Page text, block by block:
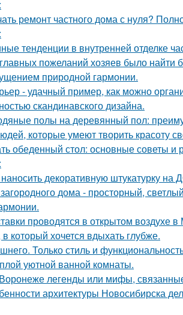
ремонт частного дома с нуля?
тенденции в внутренней отделке
пожеланий хозяев было найти
природной гармонии.
- удачный пример, как можно
скандинавского дизайна.
полы на деревянный пол:
которые умеют творить красоту
обеденный стол: основные советы и
декоративную штукатурку на
дома - просторный,
проводятся в открытом воздухе в
который хочется вдыхать глубже.
Только стиль и
уютной ванной комнаты.
легенды или мифы,
архитектуры Новосибирска